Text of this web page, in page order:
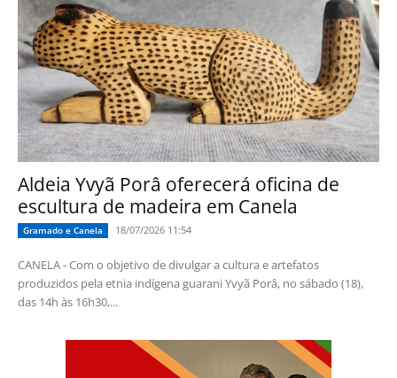
Aldeia Yvyã Porâ oferecerá oficina de
escultura de madeira em Canela
Gramado e Canela 18/07/2026 11:54
CANELA - Com o objetivo de divulgar a cultura e artefatos
produzidos pela etnia indígena guarani Yvyã Porâ, no sábado (18),
das 14h às 16h30,...